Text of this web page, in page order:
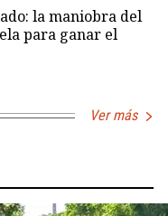
la maniobra del
para ganar el
Ver más